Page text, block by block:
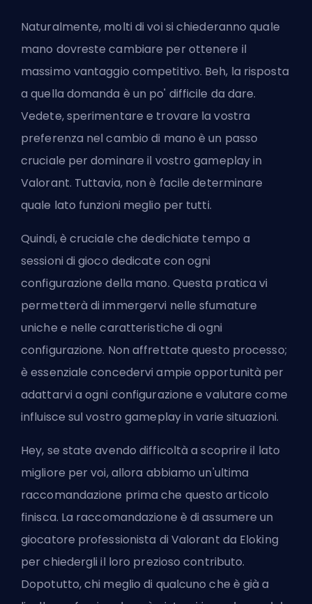
Naturalmente, molti di voi si chiederanno quale
mano dovreste cambiare per ottenere il
massimo vantaggio competitivo. Beh, la risposta
a quella domanda è un po' difficile da dare.
Vedete, sperimentare e trovare la vostra
preferenza nel cambio di mano è un passo
cruciale per dominare il vostro gameplay in
Valorant. Tuttavia, non è facile determinare
quale lato funzioni meglio per tutti.
Quindi, è cruciale che dedichiate tempo a
sessioni di gioco dedicate con ogni
configurazione della mano. Questa pratica vi
permetterà di immergervi nelle sfumature
uniche e nelle caratteristiche di ogni
configurazione. Non affrettate questo processo;
è essenziale concedervi ampie opportunità per
adattarvi a ogni configurazione e valutare come
influisce sul vostro gameplay in varie situazioni.
Hey, se state avendo difficoltà a scoprire il lato
migliore per voi, allora abbiamo un'ultima
raccomandazione prima che questo articolo
finisca. La raccomandazione è diassumere un
giocatore professionista di Valorant da Eloking
per chiedergli il loro prezioso contributo.
Dopotutto, chi meglio di qualcuno che è già a